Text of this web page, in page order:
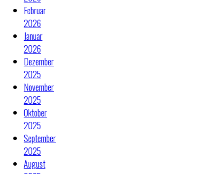
Februar
2026
Januar
2026
Dezember
2025
November
2025
Oktober
2025
September
2025
August